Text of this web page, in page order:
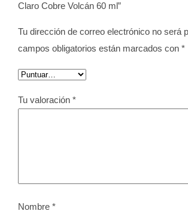
Claro Cobre Volcán 60 ml”
Tu dirección de correo electrónico no será
campos obligatorios están marcados con *
Tu valoración *
Nombre *